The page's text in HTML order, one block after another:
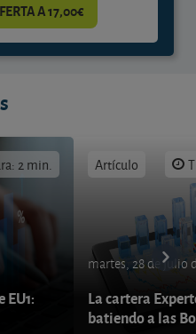
A 17,00€
2 min. Artículo
martes, 28 de julio
La cartera
batiendo a las